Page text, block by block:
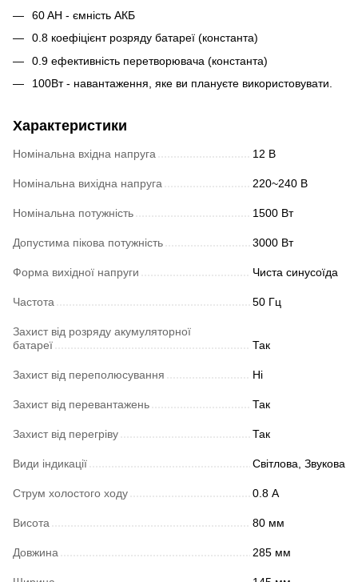
60 AH - ємність АКБ
0.8 коефіцієнт розряду батареї (константа)
0.9 ефективність перетворювача (константа)
100Вт - навантаження, яке ви плануєте використовувати.
Характеристики
Номінальна вхідна напруга 12 В
Номінальна вихідна напруга 220~240 В
Номінальна потужність 1500 Вт
Допустима пікова потужність 3000 Вт
Форма вихідної напруги Чиста синусоїда
Частота 50 Гц
Захист від розряду акумуляторної
батареї
Так
Захист від переполюсування Ні
Захист від перевантажень Так
Захист від перегріву Так
Види індикації Світлова, Звукова
Струм холостого ходу 0.8 А
Висота 80 мм
Довжина 285 мм